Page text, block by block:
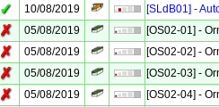
✓ 10/08/2019
[SLdB01] -
✗ 05/08/2019
[OS02-01] -
✗ 05/08/2019
[OS02-02] -
✗ 05/08/2019
[OS02-03] -
✗ 05/08/2019
[OS02-04] -